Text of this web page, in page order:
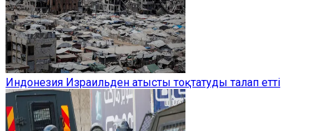
Индонезия Израильден атысты тоқтатуды талап етті